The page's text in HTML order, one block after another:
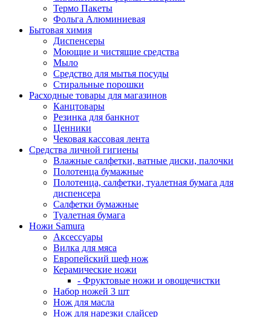
Термо Пакеты
Фольга Алюминиевая
Бытовая химия
Диспенсеры
Моющие и чистящие средства
Мыло
Средство для мытья посуды
Стиральные порошки
Расходные товары для магазинов
Канцтовары
Резинка для банкнот
Ценники
Чековая кассовая лента
Средства личной гигиены
Влажные салфетки, ватные диски, палочки
Полотенца бумажные
Полотенца, салфетки, туалетная бумага для
диспенсера
Салфетки бумажные
Туалетная бумага
Ножи Samura
Аксессуары
Вилка для мяса
Европейский шеф нож
Керамические ножи
- Фруктовые ножи и овощечистки
Набор ножей 3 шт
Нож для масла
Нож для нарезки слайсер